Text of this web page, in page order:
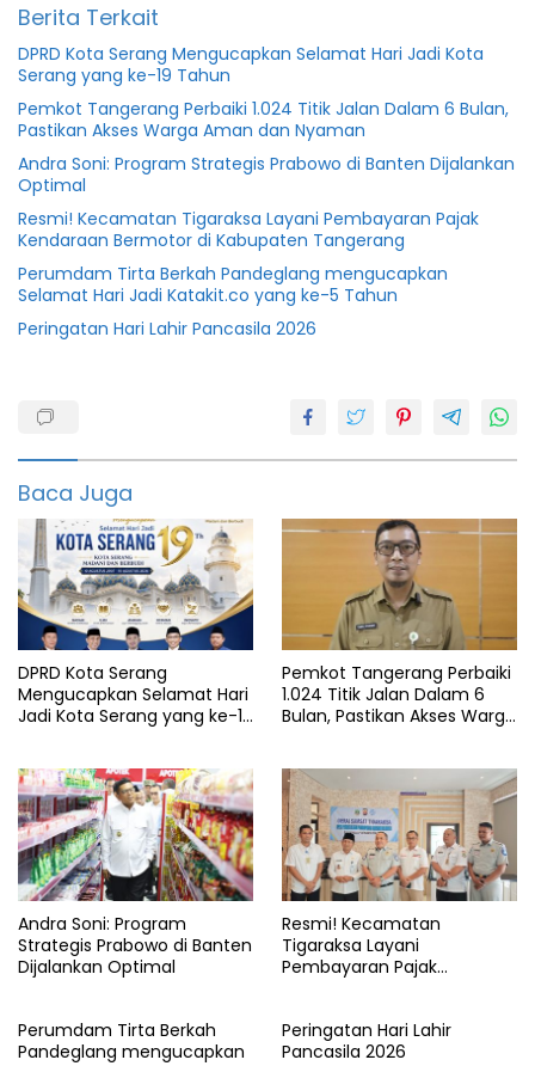
Berita Terkait
DPRD Kota Serang Mengucapkan Selamat Hari Jadi Kota
Serang yang ke-19 Tahun
Pemkot Tangerang Perbaiki 1.024 Titik Jalan Dalam 6 Bulan,
Pastikan Akses Warga Aman dan Nyaman
Andra Soni: Program Strategis Prabowo di Banten Dijalankan
Optimal
Resmi! Kecamatan Tigaraksa Layani Pembayaran Pajak
Kendaraan Bermotor di Kabupaten Tangerang
Perumdam Tirta Berkah Pandeglang mengucapkan
Selamat Hari Jadi Katakit.co yang ke-5 Tahun
Peringatan Hari Lahir Pancasila 2026
kelautan
perikanan
Provinsi
Stunting
Baca Juga
DPRD Kota Serang
Mengucapkan Selamat Hari
Jadi Kota Serang yang ke-19
Pemkot Tangerang Perbaiki
1.024 Titik Jalan Dalam 6
Bulan, Pastikan Akses Warga
Andra Soni: Program
Strategis Prabowo di Banten
Dijalankan Optimal
Resmi! Kecamatan
Tigaraksa Layani
Pembayaran Pajak
Perumdam Tirta Berkah
Pandeglang mengucapkan
Peringatan Hari Lahir
Pancasila 2026